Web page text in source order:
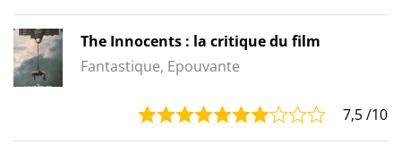
The Innocents : la critique du film
Fantastique, Epouvante
7,5/10